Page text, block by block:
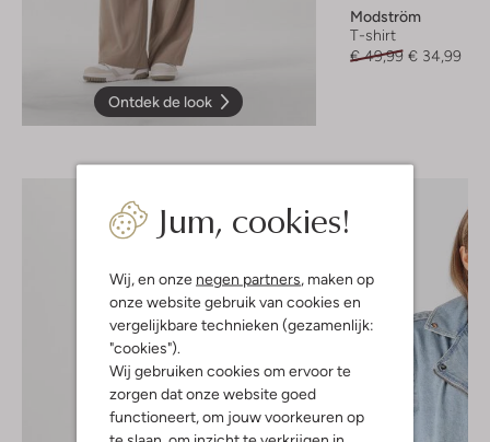
Jum, cookies!
Wij, en onze negen partners, maken op
onze website gebruik van cookies en
vergelijkbare technieken (gezamenlijk:
"cookies").
Wij gebruiken cookies om ervoor te
zorgen dat onze website goed
functioneert, om jouw voorkeuren op
Ontdek de look
Modström
T-shirt
€ 49,99 € 34,99